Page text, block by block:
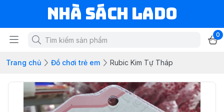
NHÀ SÁCH LADO
0
Trang chủ Đồ chơi trẻ em Rubic Kim Tự Tháp